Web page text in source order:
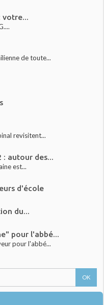
votre...
de toute...
revisitent...
: autour des...
est...
d'école
du...
pour l'abbé...
pour l'abbé...